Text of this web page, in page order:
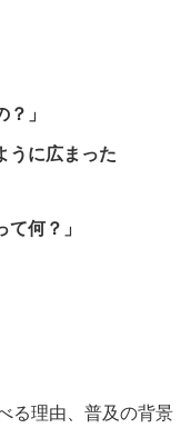
」
うに広まった
て何？」
る理由、普及の背景